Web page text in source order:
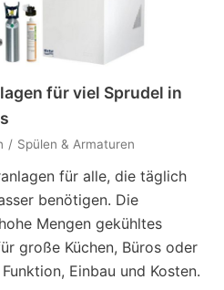
für viel Sprudel in
Spülen & Armaturen
für alle, die täglich
benötigen. Die
Mengen gekühltes
große Küchen, Büros oder
Einbau und Kosten.